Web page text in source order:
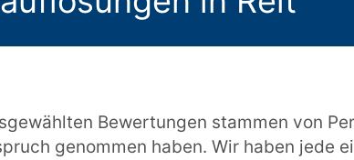
Bewertungen stammen von
genommen haben. Wir haben jede